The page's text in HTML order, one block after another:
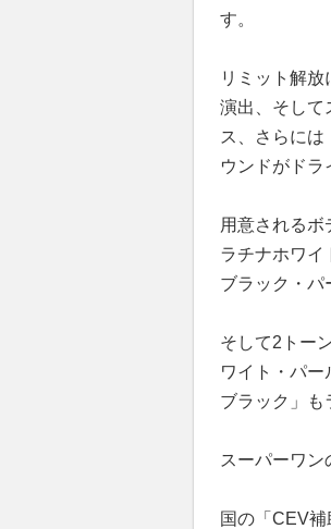
す。
リミット解
演出、そして
ス、さらに
ウンドがドラ
用意される
ラチナホワイ
ブラック・パ
そして2トー
ワイト・パー
ブラック」も
スーパーワン
国の「CEV